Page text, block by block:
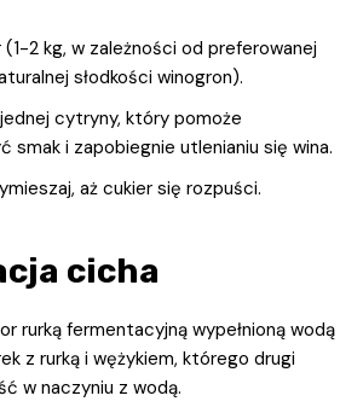
(1-2 kg, w zależności od preferowanej
słodkości winogron).
cytryny, który pomoże
smak i zapobiegnie utlenianiu się wina.
aż cukier się rozpuści.
cicha
rurką fermentacyjną wypełnioną wodą
z rurką i wężykiem, którego drugi
w naczyniu z wodą.